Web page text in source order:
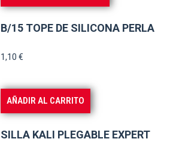
elegir
14,00 €
hasta
producto
tiene
elegir
B/15 TOPE DE SILICONA PERLA
1,10 €
AÑADIR AL CARRITO
SILLA KALI PLEGABLE EXPERT